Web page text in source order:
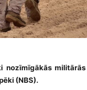
nozīmīgākās
(NBS).